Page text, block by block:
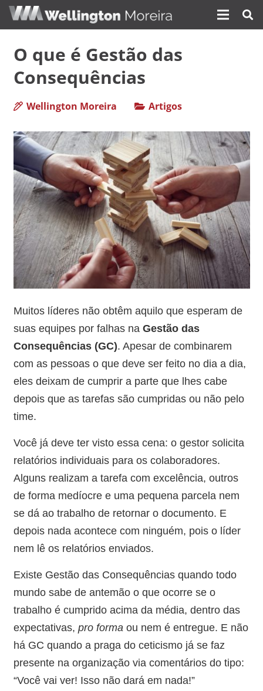
O que é Gestão das
Consequências
Wellington Moreira Artigos
Muitos líderes não obtêm aquilo que esperam de
suas equipes por falhas na Gestão das
Consequências (GC). Apesar de combinarem
com as pessoas o que deve ser feito no dia a dia,
eles deixam de cumprir a parte que lhes cabe
depois que as tarefas são cumpridas ou não pelo
time.
Você já deve ter visto essa cena: o gestor solicita
relatórios individuais para os colaboradores.
Alguns realizam a tarefa com excelência, outros
de forma medíocre e uma pequena parcela nem
se dá ao trabalho de retornar o documento. E
depois nada acontece com ninguém, pois o líder
nem lê os relatórios enviados.
Existe Gestão das Consequências quando todo
mundo sabe de antemão o que ocorre se o
trabalho é cumprido acima da média, dentro das
expectativas, pro forma ou nem é entregue. E não
há GC quando a praga do ceticismo já se faz
presente na organização via comentários do tipo:
“Você vai ver! Isso não dará em nada!”